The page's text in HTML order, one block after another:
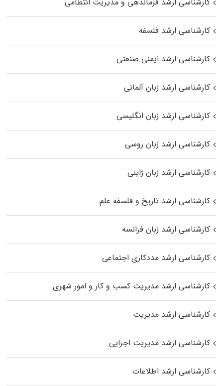
کارشناسی ارشد فلسفه
کارشناسی ارشد ایمنی صنعتی
کارشناسی ارشد زبان آلمانی
کارشناسی ارشد زبان انگلیسی
کارشناسی ارشد زبان روسی
کارشناسی ارشد زبان ژاپنی
کارشناسی ارشد تاریخ و فلسفه علم
کارشناسی ارشد زبان فرانسه
کارشناسی ارشد مددکاری اجتماعی
کارشناسی ارشد مدیریت کسب و کار و امور شهری
کارشناسی ارشد مدیریت
کارشناسی ارشد مدیریت اجرایی
کارشناسی ارشد اطلاعات